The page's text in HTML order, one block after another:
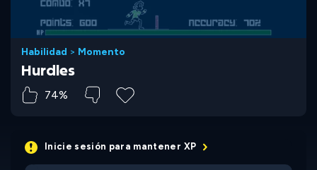
Habilidad > Momento
Hurdles
74%
Inicie sesión para mantener XP